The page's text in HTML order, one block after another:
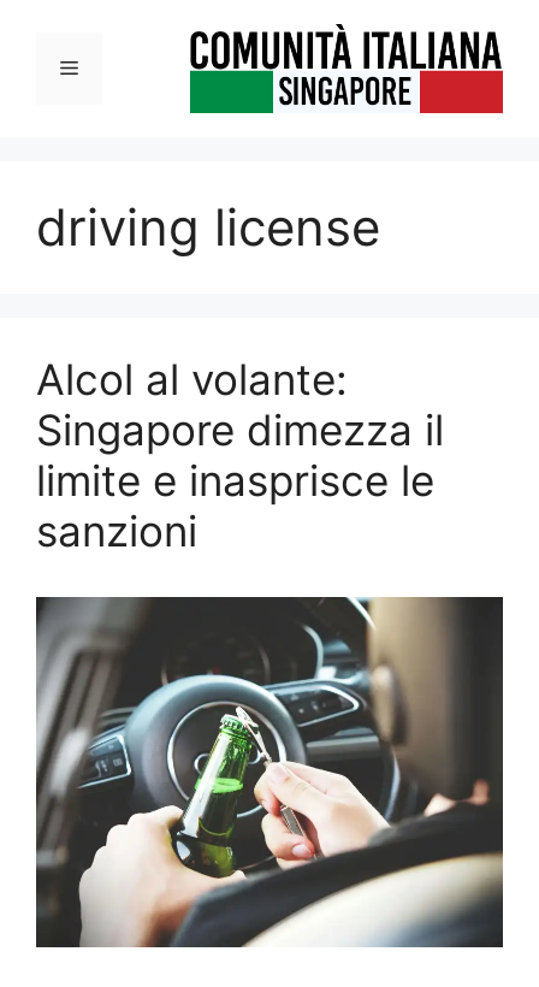
contenutoMenu
driving license
Alcol al volante:
Singapore dimezza il
limite e inasprisce le
sanzioni